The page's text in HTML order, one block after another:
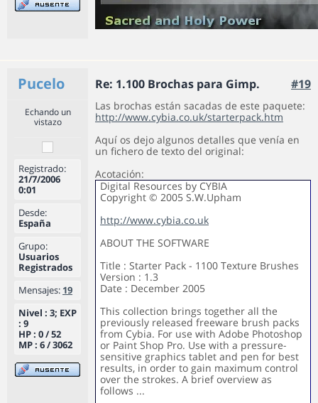
Pucelo Re: 1.100 Brochas para Gimp. #19
Echando un
vistazo
Registrado:
21/7/2006
0:01
Desde:
España
Grupo:
Usuarios
Registrados
Mensajes: 19
Nivel : 3; EXP
: 9
HP : 0 / 52
MP : 6 / 3062
Las brochas están sacadas de este paquete:
http://www.cybia.co.uk/starterpack.htm
Aquí os dejo algunos detalles que venía en
un fichero de texto del original:
Acotación:
Digital Resources by CYBIA
Copyright © 2005 S.W.Upham
http://www.cybia.co.uk
ABOUT THE SOFTWARE
Title : Starter Pack - 1100 Texture Brushes
Version : 1.3
Date : December 2005
This collection brings together all the
previously released freeware brush packs
from Cybia. For use with Adobe Photoshop
or Paint Shop Pro. Use with a pressure-
sensitive graphics tablet and pen for best
results, in order to gain maximum control
over the strokes. A brief overview as
follows ...